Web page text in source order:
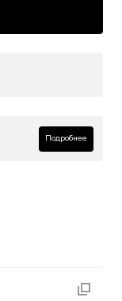
Подробнее